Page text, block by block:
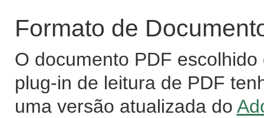
Formato de
O documento PDF
plug-in de leitura de PDF
uma versão atualizada do